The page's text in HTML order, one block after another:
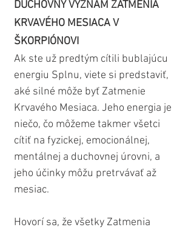
DUCHOVNÝ VÝZNAM ZATMENIA
KRVAVÉHO MESIACA V
ŠKORPIÓNOVI
Ak ste už predtým cítili bublajúcu
energiu Splnu, viete si predstaviť,
aké silné môže byť Zatmenie
Krvavého Mesiaca. Jeho energia je
niečo, čo môžeme takmer všetci
cítiť na fyzickej, emocionálnej,
mentálnej a duchovnej úrovni, a
jeho účinky môžu pretrvávať až
mesiac.
Hovorí sa, že všetky Zatmenia